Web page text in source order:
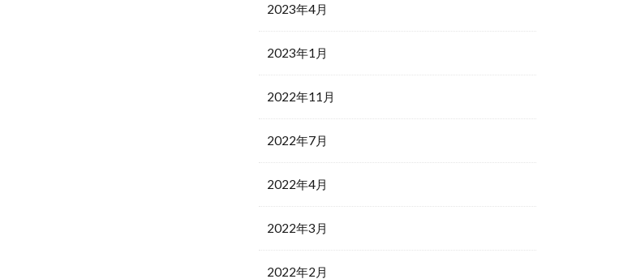
2023年4月
2023年1月
2022年11月
2022年7月
2022年4月
2022年3月
2022年2月